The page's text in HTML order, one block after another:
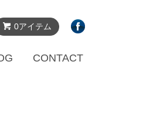
0アイテム
CONTACT